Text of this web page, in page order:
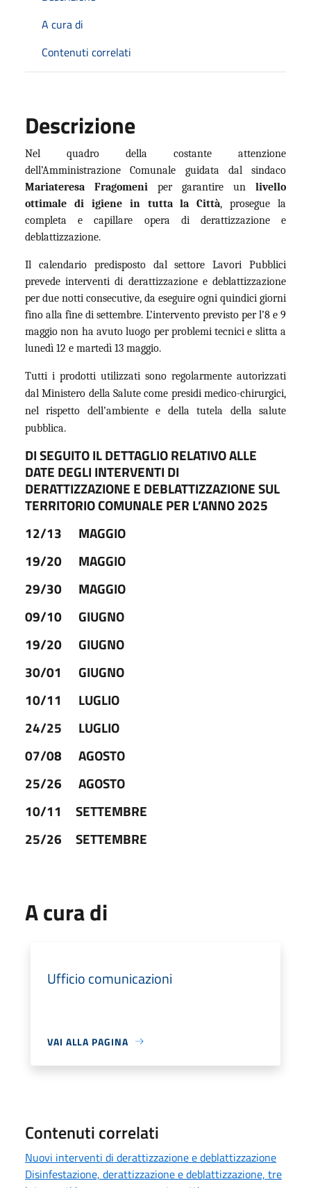
A cura di
Contenuti correlati
Descrizione
Nel quadro della costante attenzione
dell’Amministrazione Comunale guidata dal sindaco
Mariateresa Fragomeni per garantire un livello
ottimale di igiene in tutta la Città, prosegue la
completa e capillare opera di derattizzazione e
deblattizzazione.
Il calendario predisposto dal settore Lavori Pubblici
prevede interventi di derattizzazione e deblattizzazione
per due notti consecutive, da eseguire ogni quindici giorni
fino alla fine di settembre. L’intervento previsto per l’8 e 9
maggio non ha avuto luogo per problemi tecnici e slitta a
lunedì 12 e martedì 13 maggio.
Tutti i prodotti utilizzati sono regolarmente autorizzati
dal Ministero della Salute come presidi medico-chirurgici,
nel rispetto dell’ambiente e della tutela della salute
pubblica.
DI SEGUITO IL DETTAGLIO RELATIVO ALLE
DATE DEGLI INTERVENTI DI
DERATTIZZAZIONE E DEBLATTIZZAZIONE SUL
TERRITORIO COMUNALE PER L’ANNO 2025
12/13
MAGGIO
19/20
MAGGIO
29/30
MAGGIO
09/10
GIUGNO
19/20
GIUGNO
30/01
GIUGNO
10/11
LUGLIO
24/25
LUGLIO
07/08
AGOSTO
25/26
AGOSTO
10/11
SETTEMBRE
25/26
SETTEMBRE
A cura di
Ufficio comunicazioni
VAI ALLA PAGINA
Contenuti correlati
Nuovi interventi di derattizzazione e deblattizzazione
Disinfestazione, derattizzazione e deblattizzazione, tre